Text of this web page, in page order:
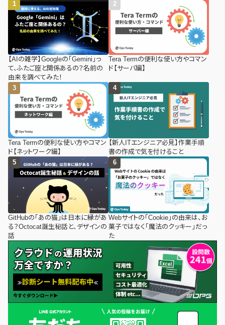
【AIの雑学】Googleの「Gemini」っ
て、ふたご座と関係あるの？名前の
由来を調べてみた！
Tera Termの便利な使い方やコマン
ド【サーバ編】
Tera Termの便利な使い方やコマン
ド【ネットワーク編】
【新人ITエンジニア必見】作業手順
書の作成で気を付けること
GitHubの「あの猫」は日本に縁があ
る？Octocat誕生秘話と、デザインの
話
Webサイトの「Cookie」の由来は、お
菓子ではなく「魔法のクッキー」だっ
た